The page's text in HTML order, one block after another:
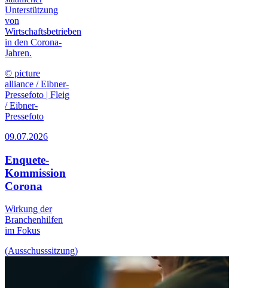
Unterstützung
von
Wirtschaftsbetrieben
in den Corona-
Jahren.
© picture
alliance / Eibner-
Pressefoto | Fleig
/ Eibner-
Pressefoto
09.07.2026
Enquete-
Kommission
Corona
Wirkung der
Branchenhilfen
im Fokus
(Ausschusssitzung)